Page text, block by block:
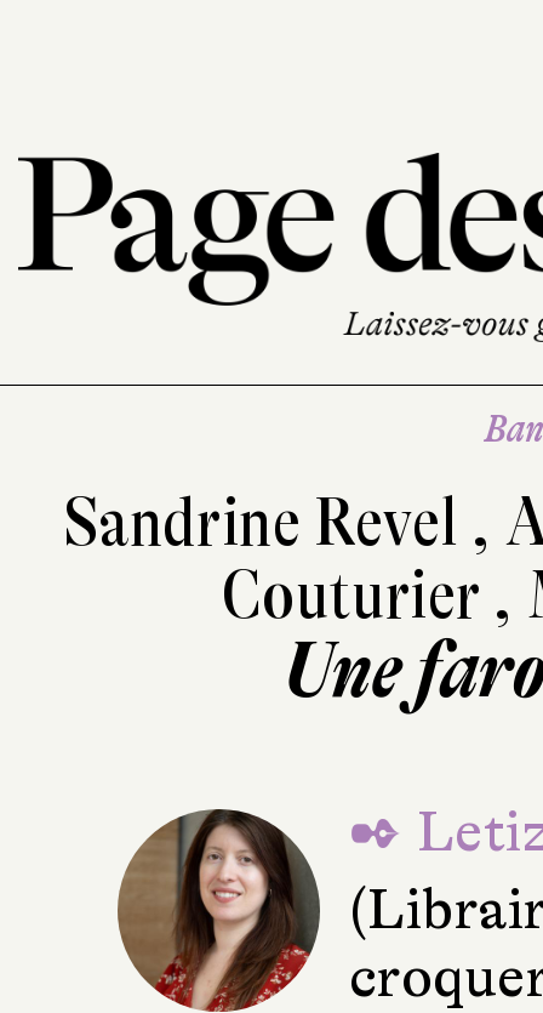
Sandrine Revel ,
Couturier ,
Une
✒